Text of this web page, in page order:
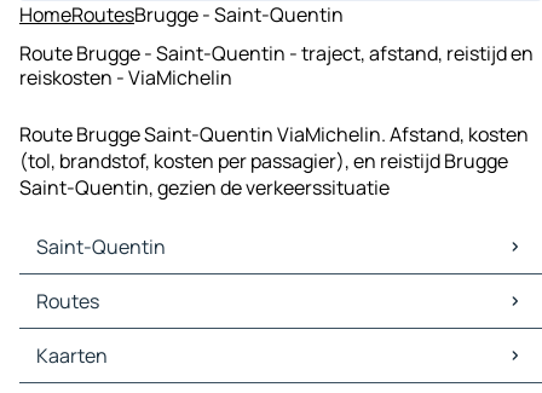
HomeRoutesBrugge - Saint-Quentin
Route Brugge - Saint-Quentin - traject, afstand, reistijd en
reiskosten - ViaMichelin
Route Brugge Saint-Quentin ViaMichelin. Afstand, kosten
(tol, brandstof, kosten per passagier), en reistijd Brugge
Saint-Quentin, gezien de verkeerssituatie
Saint-Quentin
Saint-Quentin Kaarten
Saint-Quentin Verkeer
Saint-Quentin Hotels
Saint-Quentin Restaurants
Routes
Routes Saint-Quentin - Laon
Routes Saint-Quentin - Tergnier
Kaarten